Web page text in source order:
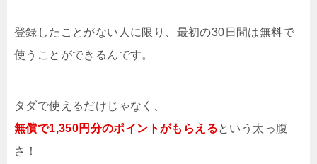
登録したことがない人に限り、最初の30日間は無料で
使うことができるんです。
タダで使えるだけじゃなく、
無償で1,350円分のポイントがもらえるという太っ腹
さ！